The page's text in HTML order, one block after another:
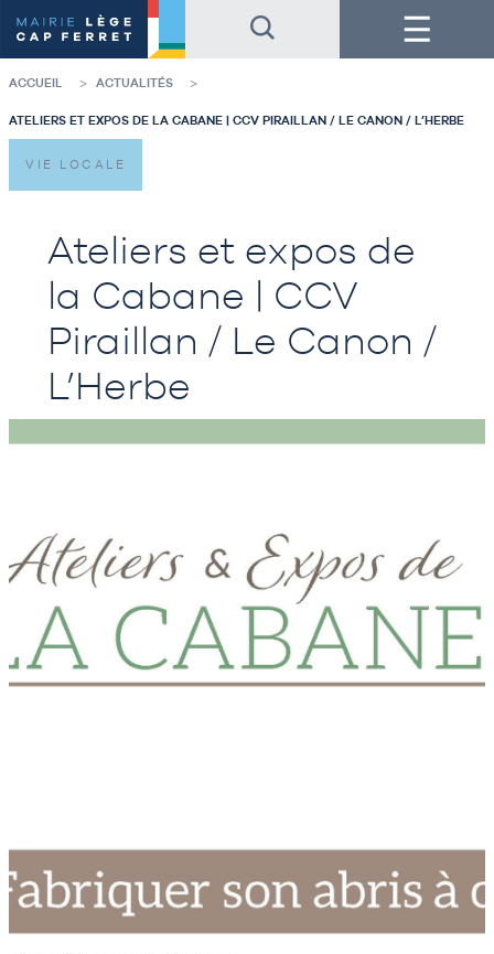
au
contenu
de
la
au
pied
de
page
Menu
ACCUEIL ACTUALITÉS
ATELIERS ET EXPOS DE LA CABANE | CCV PIRAILLAN / LE CANON / L’HERBE
Ateliers et expos de
la Cabane | CCV
Piraillan / Le Canon /
L’Herbe
VIE LOCALE